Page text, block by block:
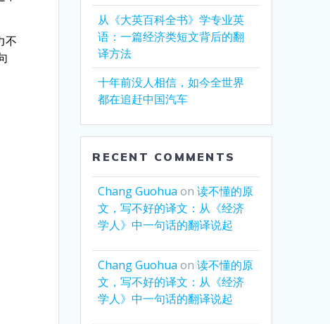
不
从《大英百科全书》学专业英
语：一篇经济类短文背后的翻
译方法
十年前没人相信，如今全世界
都在追赶中国汽车
RECENT COMMENTS
Chang Guohua on读不懂的原
文，写不好的译文：从《经济
学人》中一句话的翻译说起
Chang Guohua on读不懂的原
文，写不好的译文：从《经济
学人》中一句话的翻译说起